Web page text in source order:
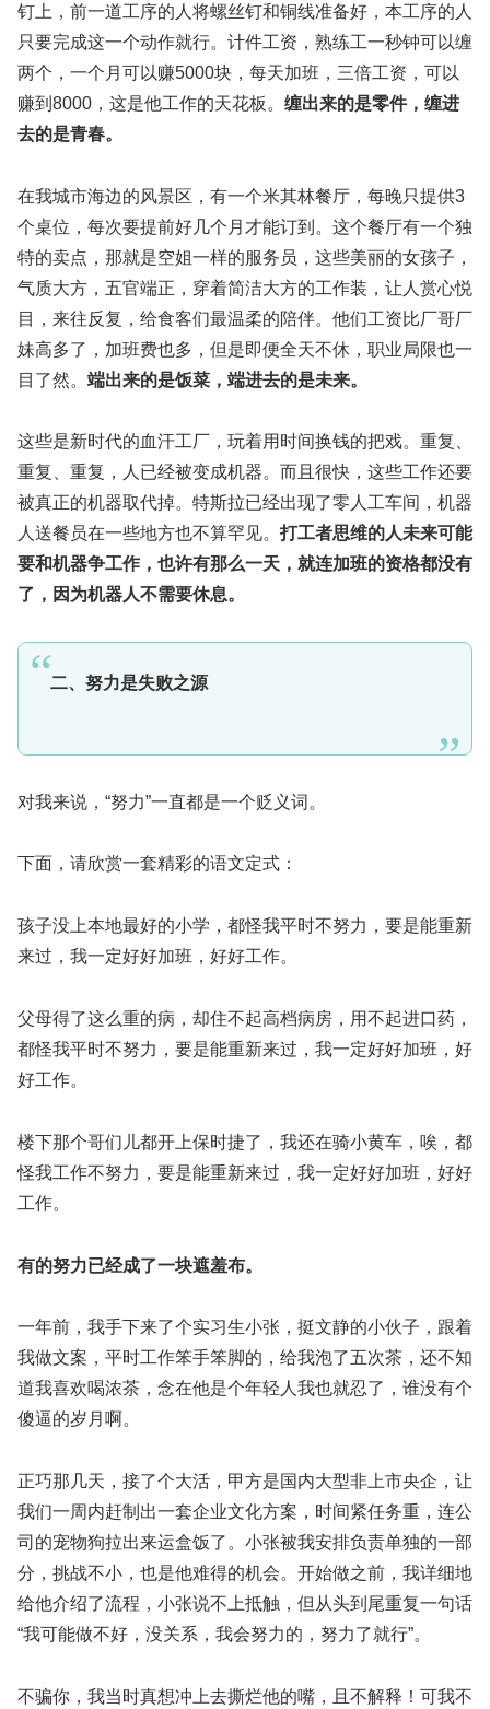
钉上，前一道工序的人将螺丝钉和铜线准备好，本工序的人
只要完成这一个动作就行。计件工资，熟练工一秒钟可以缠
两个，一个月可以赚5000块，每天加班，三倍工资，可以
赚到8000，这是他工作的天花板。 缠出来的是零件，缠进
去的是青春。
在我城市海边的风景区，有一个米其林餐厅，每晚只提供3
个桌位，每次要提前好几个月才能订到。这个餐厅有一个独
特的卖点，那就是空姐一样的服务员，这些美丽的女孩子，
气质大方，五官端正，穿着简洁大方的工作装，让人赏心悦
目，来往反复，给食客们最温柔的陪伴。他们工资比厂哥厂
妹高多了，加班费也多，但是即便全天不休，职业局限也一
目了然。 端出来的是饭菜，端进去的是未来。
这些是新时代的血汗工厂，玩着用时间换钱的把戏。重复、
重复、重复，人已经被变成机器。而且很快，这些工作还要
被真正的机器取代掉。特斯拉已经出现了零人工车间，机器
人送餐员在一些地方也不算罕见。 打工者思维的人未来可能
要和机器争工作，也许有那么一天，就连加班的资格都没有
了，因为机器人不需要休息。
二、努力是失败之源
对我来说，“努力”一直都是一个贬义词。
下面，请欣赏一套精彩的语文定式：
孩子没上本地最好的小学，都怪我平时不努力，要是能重新
来过，我一定好好加班，好好工作。
父母得了这么重的病，却住不起高档病房，用不起进口药，
都怪我平时不努力，要是能重新来过，我一定好好加班，好
好工作。
楼下那个哥们儿都开上保时捷了，我还在骑小黄车，唉，都
怪我工作不努力，要是能重新来过，我一定好好加班，好好
工作。
有的努力已经成了一块遮羞布。
一年前，我手下来了个实习生小张，挺文静的小伙子，跟着
我做文案，平时工作笨手笨脚的，给我泡了五次茶，还不知
道我喜欢喝浓茶，念在他是个年轻人我也就忍了，谁没有个
傻逼的岁月啊。
正巧那几天，接了个大活，甲方是国内大型非上市央企，让
我们一周内赶制出一套企业文化方案，时间紧任务重，连公
司的宠物狗拉出来运盒饭了。小张被我安排负责单独的一部
分，挑战不小，也是他难得的机会。开始做之前，我详细地
给他介绍了流程，小张说不上抵触，但从头到尾重复一句话
“我可能做不好，没关系，我会努力的，努力了就行”。
不骗你，我当时真想冲上去撕烂他的嘴，且不解释！可我不